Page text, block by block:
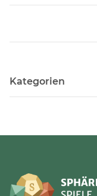
Kategorien